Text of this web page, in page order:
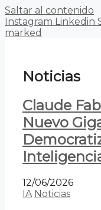
Saltar al contenido
Instagram Linkedin
marked
Noticias
Claude
Nuevo
12/06/2026
IA Noticias